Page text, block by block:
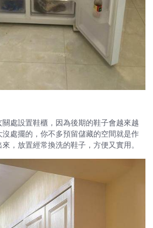
處設置鞋櫃，因為後期的鞋子會越來越
處擺的，你不多預留儲藏的空間就是作
，放置經常換洗的鞋子，方便又實用。